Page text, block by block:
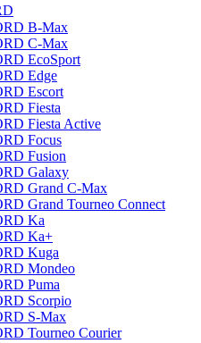
B-Max
C-Max
EcoSport
Edge
Escort
Fiesta
Fiesta Active
Focus
Fusion
Galaxy
Grand C-Max
Grand Tourneo Connect
Ka
Ka+
Kuga
Mondeo
Puma
Scorpio
S-Max
Tourneo Courier